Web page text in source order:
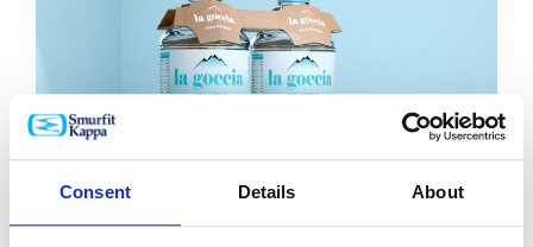
Consent Details About